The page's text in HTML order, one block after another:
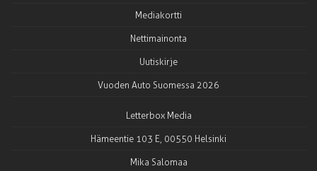
Mediakortti
Nettimainonta
Uutiskirje
Vuoden Auto Suomessa 2026
Letterbox Media
Hämeentie 103 E, 00550 Helsinki
Mika Salomaa